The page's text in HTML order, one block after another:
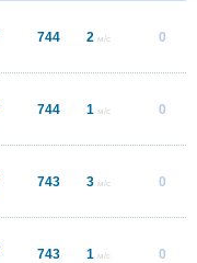
744 2 м/с 0
744 1 м/с 0
743 3 м/с 0
743 1 м/с 0